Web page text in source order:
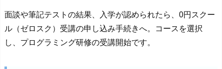
面談や筆記テストの結果、入学が認められたら、0円スクー
ル（ゼロスク）受講の申し込み手続きへ。コースを選択
し、プログラミング研修の受講開始です。